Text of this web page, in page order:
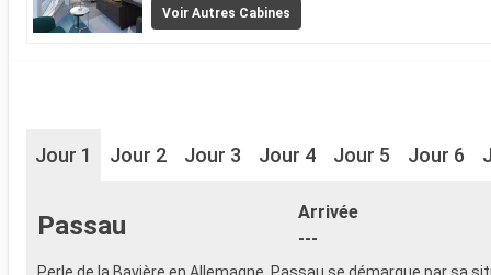
Voir Autres Cabines
Jour 1 Jour 2 Jour 3 Jour 4 Jour 5 Jour 6
Passau
Arrivée
---